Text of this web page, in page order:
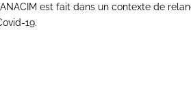
est fait dans un contexte de
19.